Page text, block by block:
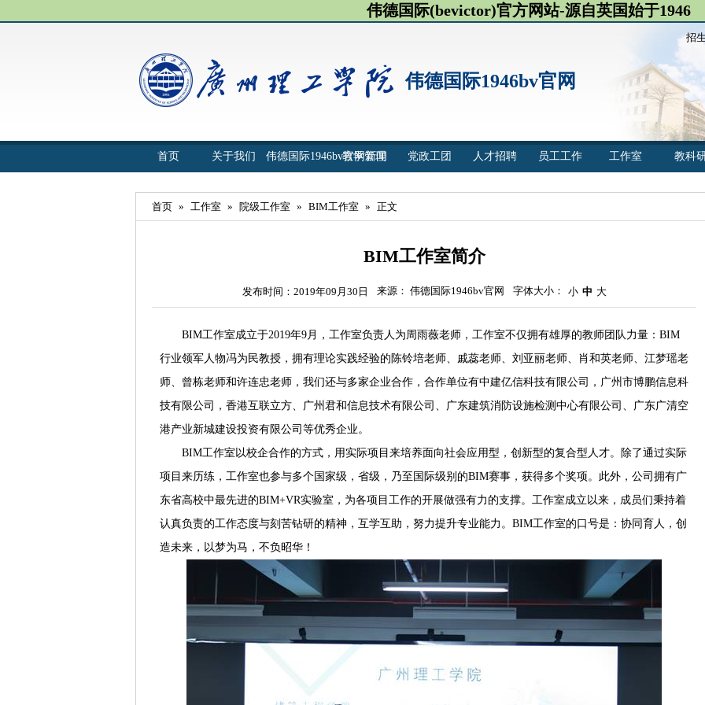
伟德国际(bevictor)官方网站-源自英国始于1946
招
伟德国际1946bv官网
首页 关于我们 伟德国际1946bv官网新闻
教学管理 党政工团 人才招聘 员工工作 工作室 教科
首页 » 工作室 » 院级工作室 » BIM工作室 » 正文
BIM工作室简介
发布时间：2019年09月30日 来源： 伟德国际1946bv官网 字体大小： 小 中 大
BIM工作室成立于2019年9月，工作室负责人为周雨薇老师，工作室不仅拥有雄厚的教师团队力量：BIM
行业领军人物冯为民教授，拥有理论实践经验的陈铃培老师、戚蕊老师、刘亚丽老师、肖和英老师、江梦瑶老
师、曾栋老师和许连忠老师，我们还与多家企业合作，合作单位有中建亿信科技有限公司，广州市博鹏信息科
技有限公司，香港互联立方、广州君和信息技术有限公司、广东建筑消防设施检测中心有限公司、广东广清空
港产业新城建设投资有限公司等优秀企业。
BIM工作室以校企合作的方式，用实际项目来培养面向社会应用型，创新型的复合型人才。除了通过实际
项目来历练，工作室也参与多个国家级，省级，乃至国际级别的BIM赛事，获得多个奖项。此外，公司拥有广
东省高校中最先进的BIM+VR实验室，为各项目工作的开展做强有力的支撑。工作室成立以来，成员们秉持着
认真负责的工作态度与刻苦钻研的精神，互学互助，努力提升专业能力。BIM工作室的口号是：协同育人，创
造未来，以梦为马，不负昭华！